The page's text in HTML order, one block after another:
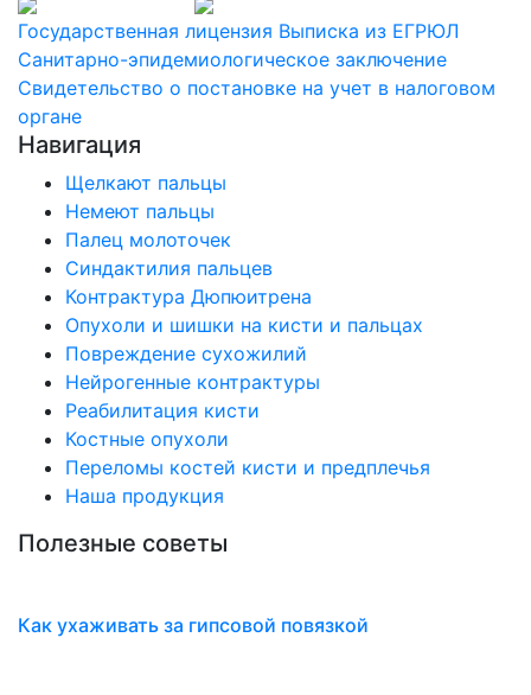
Государственная лицензия Выписка из ЕГРЮЛ
Санитарно-эпидемиологическое заключение
Свидетельство о постановке на учет в налоговом
органе
Навигация
Щелкают пальцы
Немеют пальцы
Палец молоточек
Синдактилия пальцев
Контрактура Дюпюитрена
Опухоли и шишки на кисти и пальцах
Повреждение сухожилий
Нейрогенные контрактуры
Реабилитация кисти
Костные опухоли
Переломы костей кисти и предплечья
Наша продукция
Полезные советы
Как ухаживать за гипсовой повязкой